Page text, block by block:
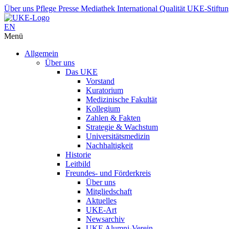
Über uns Pflege Presse Mediathek International Qualität UKE-
EN
Menü
Allgemein
Über uns
Das UKE
Vorstand
Kuratorium
Medizinische Fakultät
Kollegium
Zahlen & Fakten
Strategie & Wachstum
Universitätsmedizin
Nachhaltigkeit
Historie
Leitbild
Freundes- und Förderkreis
Über uns
Mitgliedschaft
Aktuelles
UKE-Art
Newsarchiv